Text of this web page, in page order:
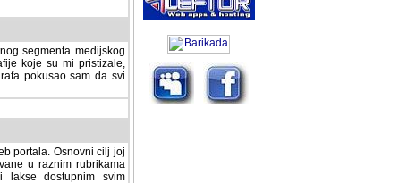
segmenta medijskog
koje su mi pristizale,
pokusao sam da svi
portala. Osnovni cilj joj
u raznim rubrikama
dostupnim svim